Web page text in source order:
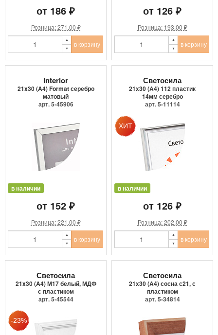
от 186 ₽
Розница: 271.00 ₽
в корзину
от 126 ₽
Розница: 193.00 ₽
в корзину
Interior
21x30 (A4) Format серебро
матовый
арт. 5-45906
в наличии
от 152 ₽
Розница: 221.00 ₽
в корзину
Светосила
21x30 (A4) 112 пластик
14мм серебро
арт. 5-11114
в наличии
от 126 ₽
Розница: 202.00 ₽
в корзину
Светосила
21x30 (A4) М17 белый, МДФ
с пластиком
арт. 5-45544
Светосила
21x30 (A4) сосна с21, с
пластиком
арт. 5-34814